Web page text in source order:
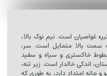
غواصیان است. نیم نوک بالا،
سمت بالا متمایل است. سر،
خاکستری و سیاه و سفید
اندکی خالدار است. زیر تنه،
چانه امتداد دارد، به طوری که